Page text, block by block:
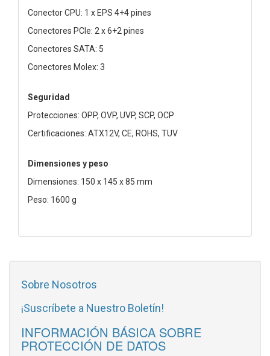
Conector CPU: 1 x EPS 4+4 pines
Conectores PCIe: 2 x 6+2 pines
Conectores SATA: 5
Conectores Molex: 3
Seguridad
Protecciones: OPP, OVP, UVP, SCP, OCP
Certificaciones: ATX12V, CE, ROHS, TUV
Dimensiones y peso
Dimensiones: 150 x 145 x 85 mm
Peso: 1600 g
Sobre Nosotros
¡Suscríbete a Nuestro Boletín!
INFORMACIÓN BÁSICA SOBRE
PROTECCIÓN DE DATOS